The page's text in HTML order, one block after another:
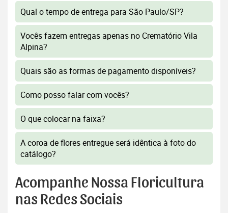
Qual o tempo de entrega para São Paulo/SP?
Vocês fazem entregas apenas no Crematório Vila
Alpina?
Quais são as formas de pagamento disponíveis?
Como posso falar com vocês?
O que colocar na faixa?
A coroa de flores entregue será idêntica à foto do
catálogo?
Acompanhe Nossa Floricultura
nas Redes Sociais